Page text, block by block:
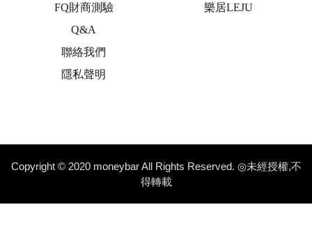
FQ財商測驗
Q&A
聯絡我們
隱私聲明
樂居LEJU
Copyright © 2020 moneybar All Rights Reserved. ◎未經授權,不
得轉載